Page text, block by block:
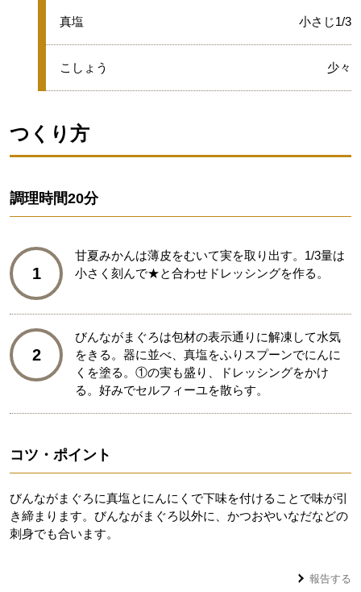
★
真塩 小さじ1/3
★
こしょう 少々
つくり方
調理時間20分
1
甘夏みかんは薄皮をむいて実を取り出す。1/3量は
小さく刻んで★と合わせドレッシングを作る。
2
びんながまぐろは包材の表示通りに解凍して水気
をきる。器に並べ、真塩をふりスプーンでにんに
くを塗る。①の実も盛り、ドレッシングをかけ
る。好みでセルフィーユを散らす。
コツ・ポイント
びんながまぐろに真塩とにんにくで下味を付けることで味が引
き締まります。びんながまぐろ以外に、かつおやいなだなどの
刺身でも合います。
報告する